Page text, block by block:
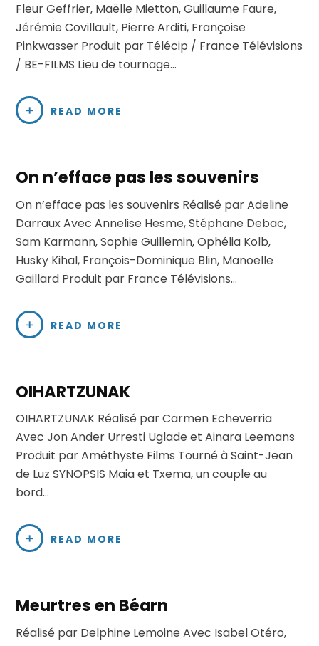
Fleur Geffrier, Maëlle Mietton, Guillaume Faure,
Jérémie Covillault, Pierre Arditi, Françoise
Pinkwasser Produit par Télécip / France Télévisions
/ BE-FILMS Lieu de tournage…
READ MORE
On n’efface pas les souvenirs
On n’efface pas les souvenirs Réalisé par Adeline
Darraux Avec Annelise Hesme, Stéphane Debac,
Sam Karmann, Sophie Guillemin, Ophélia Kolb,
Husky Kihal, François-Dominique Blin, Manoëlle
Gaillard Produit par France Télévisions…
READ MORE
OIHARTZUNAK
OIHARTZUNAK Réalisé par Carmen Echeverria
Avec Jon Ander Urresti Uglade et Ainara Leemans
Produit par Améthyste Films Tourné à Saint-Jean
de Luz SYNOPSIS Maia et Txema, un couple au
bord…
READ MORE
Meurtres en Béarn
Réalisé par Delphine Lemoine Avec Isabel Otéro,